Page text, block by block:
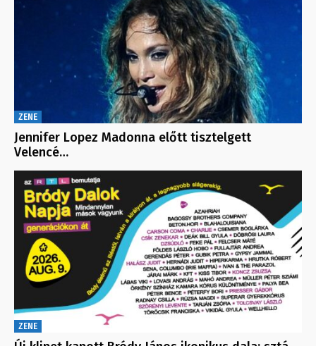
ZENE
Jennifer Lopez Madonna előtt tisztelgett
Velencé…
ZENE